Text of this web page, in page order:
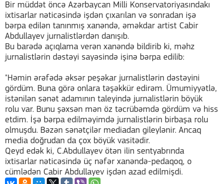
Bir müddət öncə Azərbaycan Milli Konservatoriyasındakı
ixtisarlar nəticəsində işdən çıxarılan və sonradan işə
bərpa edilən tanınmış xanəndə, əməkdar artist Cabir
Abdullayev jurnalistlərdən danışıb.
Bu barədə açıqlama verən xanəndə bildirib ki, məhz
jurnalistlərin dəstəyi sayəsində işinə bərpa edilib:
"Həmin ərəfədə əksər peşəkar jurnalistlərin dəstəyini
gördüm. Buna görə onlara təşəkkür edirəm. Ümumiyyətlə,
istənilən sənət adamının taleyində jurnalistlərin böyük
rolu var. Bunu şəxsən mən öz təcrübəmdə gördüm və hiss
etdim. İşə bərpa edilməyimdə jurnalistlərin birbaşa rolu
olmuşdu. Bəzən sənətçilər mediadan gileylənir. Ancaq
media doğrudan da çox böyük vasitədir.
Qeyd edək ki, C.Abdullayev ötən ilin sentyabrında
ixtisarlar nəticəsində üç nəfər xanəndə-pedaqoq, o
cümlədən Cabir Abdullayev işdən azad edilmişdi.